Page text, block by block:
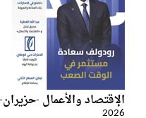
الإقتصاد والأعمال -حزيران-
2026